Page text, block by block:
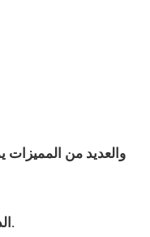
والعديد من
الدردشة الخاصة ( او العام كمجموعة ).